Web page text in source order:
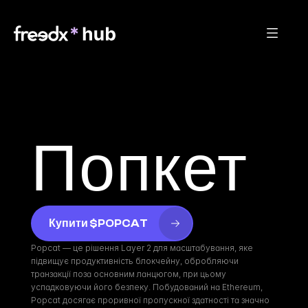
Попкет
Купити $POPCAT
Popcat — це рішення Layer 2 для масштабування, яке
підвищує продуктивність блокчейну, обробляючи
транзакції поза основним ланцюгом, при цьому
успадковуючи його безпеку. Побудований на Ethereum,
Popcat досягає проривної пропускної здатності та значно